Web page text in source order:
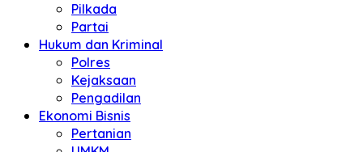
Pilkada
Partai
Hukum dan Kriminal
Polres
Kejaksaan
Pengadilan
Ekonomi Bisnis
Pertanian